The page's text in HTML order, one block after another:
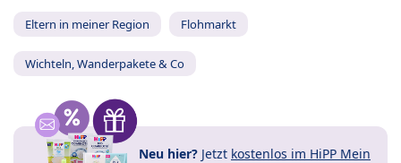
Eltern in meiner Region Flohmarkt
Wichteln, Wanderpakete & Co
Neu hier? Jetzt kostenlos im HiPP Mein